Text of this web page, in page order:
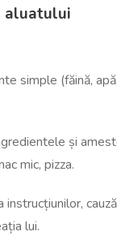
aluatului
simple (făină,
și
mic, pizza.
instrucțiunilor,
lui.